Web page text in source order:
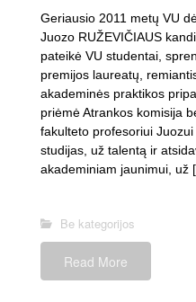
Geriausio 2011 metų VU
Juozo RUŽEVIČIAUS
pateikė VU studentai,
premijos laureatų,
akademinės praktikos
priėmė Atrankos komisija
fakulteto profesoriui
studijas, už talentą ir
akademiniam jaunimui, už
Be kategorijos
Read More